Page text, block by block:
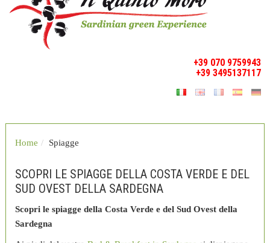
+39 070 9759943
+39 3495137117
Home Spiagge
SCOPRI LE SPIAGGE DELLA COSTA VERDE E DEL
SUD OVEST DELLA SARDEGNA
Scopri le spiagge della Costa Verde e del Sud Ovest della
Sardegna